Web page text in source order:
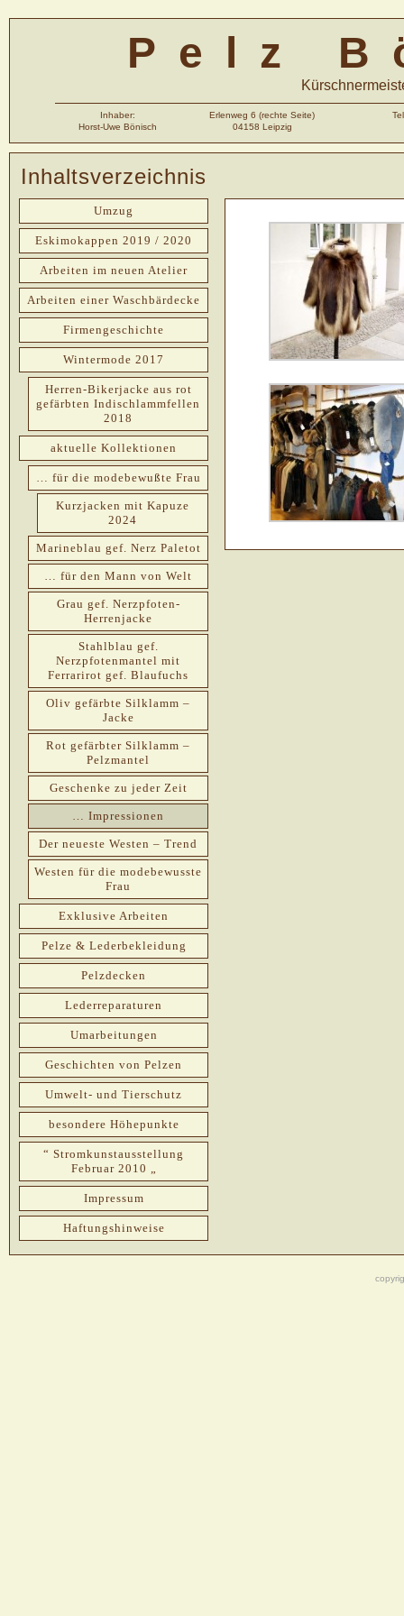
Pelz
Inhaber: Erlenweg 6 (rechte Seite)
Horst-Uwe Bönisch
04158 Leipzig
Inhaltsverzeichnis
Umzug
Eskimokappen 2019 / 2020
Arbeiten im neuen Atelier
Arbeiten einer Waschbärdecke
Firmengeschichte
Wintermode 2017
Herren-Bikerjacke aus rot
gefärbten Indischlammfellen
2018
aktuelle Kollektionen
… für die modebewußte Frau
Kurzjacken mit Kapuze
2024
Marineblau gef. Nerz Paletot
… für den Mann von Welt
Grau gef. Nerzpfoten-
Herrenjacke
Stahlblau gef.
Nerzpfotenmantel mit
Ferrarirot gef. Blaufuchs
Oliv gefärbte Silklamm –
Jacke
Rot gefärbter Silklamm –
Pelzmantel
Geschenke zu jeder Zeit
… Impressionen
Der neueste Westen – Trend
Westen für die modebewusste
Frau
Exklusive Arbeiten
Pelze & Lederbekleidung
Pelzdecken
Lederreparaturen
Umarbeitungen
Geschichten von Pelzen
Umwelt- und Tierschutz
besondere Höhepunkte
“ Stromkunstausstellung
Februar 2010 „
Impressum
Haftungshinweise